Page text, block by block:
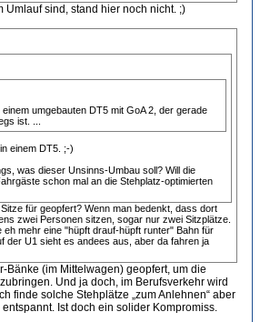
Umlauf sind, stand hier noch nicht. ;)
umgebauten DT5 mit GoA 2, der gerade
ist. ...
einem DT5. ;-)
was dieser Unsinns-Umbau soll? Will die
schon mal an die Stehplatz-optimierten
für geopfert? Wenn man bedenkt, dass dort
zwei Personen sitzen, sogar nur zwei Sitzplätze.
eh mehr eine "hüpft drauf-hüpft runter" Bahn für
der U1 sieht es andees aus, aber da fahren ja
Bänke (im Mittelwagen) geopfert, um die
Und ja doch, im Berufsverkehr wird
finde solche Stehplätze „zum Anlehnen“ aber
Ist doch ein solider Kompromiss.